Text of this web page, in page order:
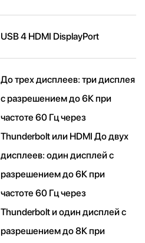
USB 4 HDMI DisplayPort
До трех дисплеев: три дисплея
с разрешением до 6К при
частоте 60 Гц через
Thunderbolt или HDMI До двух
дисплеев: один дисплей с
разрешением до 6К при
частоте 60 Гц через
Thunderbolt и один дисплей с
разрешением до 8К при